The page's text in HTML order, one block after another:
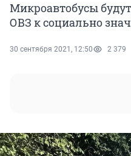
Микроавтобусы
ОВЗ к социально
30 сентября 2021, 12:50 2 379